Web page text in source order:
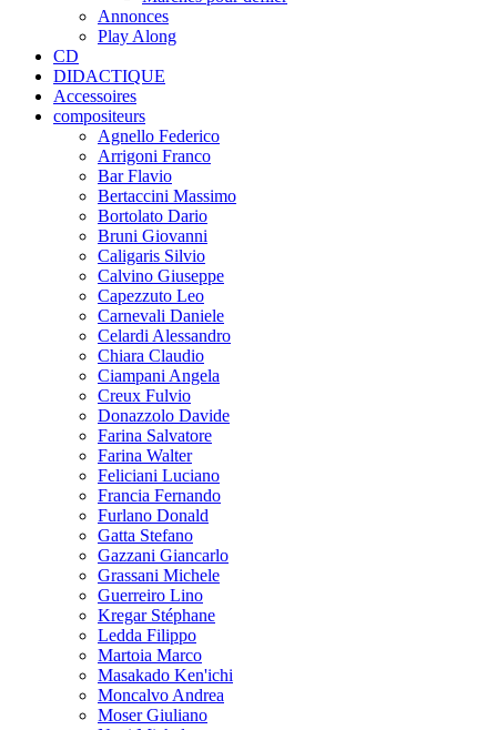
Annonces
Play Along
CD
DIDACTIQUE
Accessoires
compositeurs
Agnello Federico
Arrigoni Franco
Bar Flavio
Bertaccini Massimo
Bortolato Dario
Bruni Giovanni
Caligaris Silvio
Calvino Giuseppe
Capezzuto Leo
Carnevali Daniele
Celardi Alessandro
Chiara Claudio
Ciampani Angela
Creux Fulvio
Donazzolo Davide
Farina Salvatore
Farina Walter
Feliciani Luciano
Francia Fernando
Furlano Donald
Gatta Stefano
Gazzani Giancarlo
Grassani Michele
Guerreiro Lino
Kregar Stéphane
Ledda Filippo
Martoia Marco
Masakado Ken'ichi
Moncalvo Andrea
Moser Giuliano